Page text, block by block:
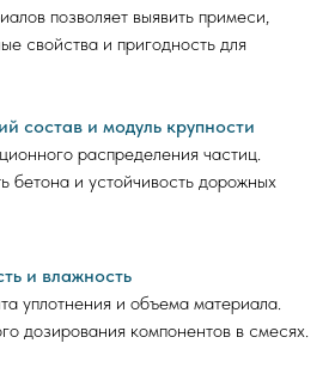
позволяет выявить примеси,
свойства и пригодность для
состав и модуль крупности
распределения частиц.
бетона и устойчивость дорожных
и влажность
уплотнения и объема материала.
дозирования компонентов в смесях.